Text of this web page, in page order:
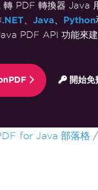
轉 PDF 轉換器 Java
.NET、 Java Python
PDF API 功能來
開始免
for Java 部落格